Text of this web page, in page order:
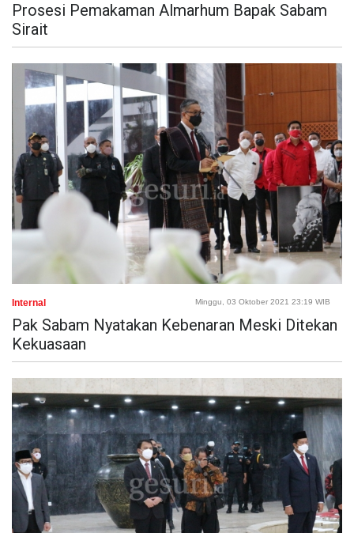
Prosesi Pemakaman Almarhum Bapak Sabam
Sirait
Internal Minggu, 03 Oktober 2021 23:19 WIB
Pak Sabam Nyatakan Kebenaran Meski Ditekan
Kekuasaan